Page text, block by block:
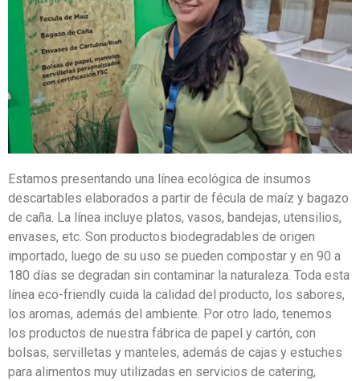
Estamos presentando una línea ecológica de insumos
descartables elaborados a partir de fécula de maíz y bagazo
de caña. La línea incluye platos, vasos, bandejas, utensilios,
envases, etc. Son productos biodegradables de origen
importado, luego de su uso se pueden compostar y en 90 a
180 días se degradan sin contaminar la naturaleza. Toda esta
línea eco-friendly cuida la calidad del producto, los sabores,
los aromas, además del ambiente. Por otro lado, tenemos
los productos de nuestra fábrica de papel y cartón, con
bolsas, servilletas y manteles, además de cajas y estuches
para alimentos muy utilizadas en servicios de catering,